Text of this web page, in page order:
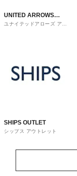
UNITED ARROWS
OUTLET
ユナイテッドアローズ アウ
SHIPS OUTLET
シップス アウトレット